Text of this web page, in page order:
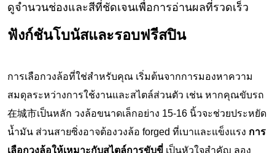
ดูจำนวนช่องและสีที่ชัดเจนเพื่อการอ่านผลที่รวดเร็ว
ฟังก์ชันโบนัสและรอบฟรีสปิน
การเลือกวงล้อที่ใช่สำหรับคุณ เริ่มต้นจากการมองหาความ
สมดุลระหว่างการใช้งานและสไตล์ส่วนตัว เช่น หากคุณขับรถ
在城市เป็นหลัก วงล้อขนาดเล็กอย่าง 15-16 นิ้วจะช่วยประหยัด
น้ำมัน ส่วนสายซิ่งอาจต้องวงล้อ forged ที่เบาและแข็งแรง การ
เลือกวงล้อให้เหมาะกับสไตล์การขับขี่ เป็นหัวใจสำคัญ ลอง